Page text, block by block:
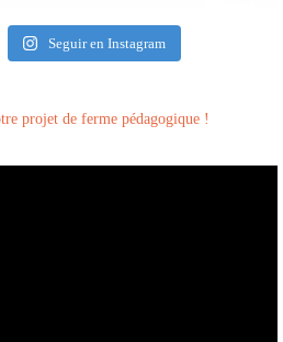
Seguir en Instagram
projet de ferme pédagogique !